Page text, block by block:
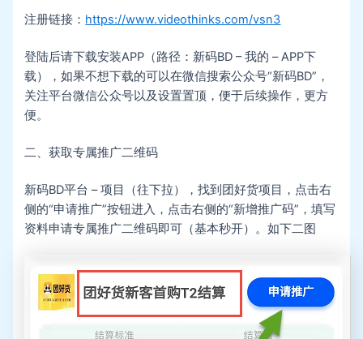
注册链接： https://www.videothinks.com/vsn3
登陆后请下载安装APP（路径：新码BD – 我的 – APP下
载），如果不想下载的可以在微信搜索公众号“新码BD”，
关注平台微信公众号以及设置置顶，便于后续操作，更方
便。
二、获取专属推广二维码
新码BD平台 – 项目（往下拉），找到团好货项目，点击右
侧的“申请推广”按钮进入，点击右侧的“新增推广码”，填写
资料申请专属推广二维码即可（基本秒开）。如下二图